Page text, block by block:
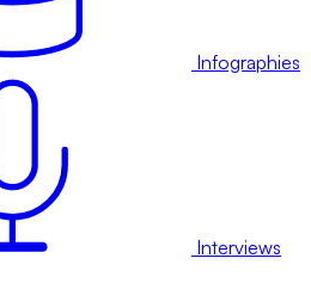
Infographies
Interviews